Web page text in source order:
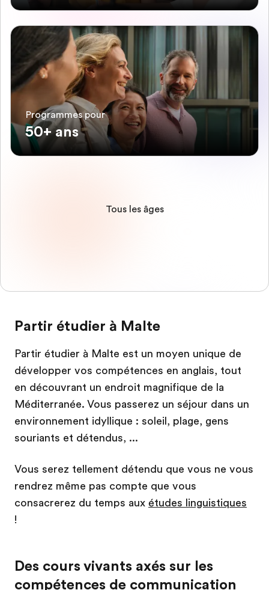
Programmes pour
50+ ans
Tous les âges
Partir étudier à Malte
Partir étudier à Malte est un moyen unique de
développer vos compétences en anglais, tout
en découvrant un endroit magnifique de la
Méditerranée. Vous passerez un séjour dans un
environnement idyllique : soleil, plage, gens
souriants et détendus, ...
Vous serez tellement détendu que vous ne vous
rendrez même pas compte que vous
consacrerez du temps aux études linguistiques
!
Des cours vivants axés sur les
compétences de communication